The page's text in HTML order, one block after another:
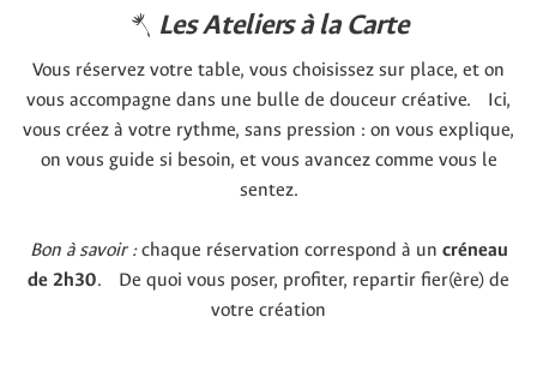
Les Ateliers à la Carte
Vous réservez votre table, vous choisissez sur place, et on
vous accompagne dans une bulle de douceur créative. Ici,
vous créez à votre rythme, sans pression : on vous explique,
on vous guide si besoin, et vous avancez comme vous le
sentez.
Bon à savoir :chaque réservation correspond à un créneau
de 2h30. De quoi vous poser, profiter, repartir fier(ère) de
votre création